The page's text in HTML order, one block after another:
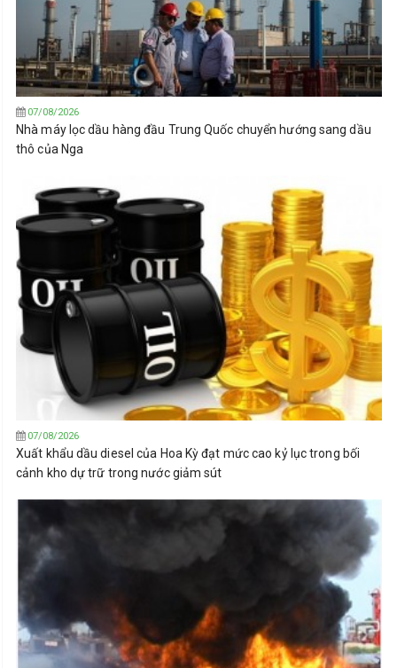
07/08/2026
Nhà máy lọc dầu hàng đầu Trung Quốc chuyển hướng sang dầu
thô của Nga
07/08/2026
Xuất khẩu dầu diesel của Hoa Kỳ đạt mức cao kỷ lục trong bối
cảnh kho dự trữ trong nước giảm sút